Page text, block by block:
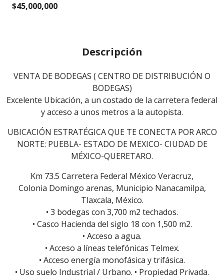
$45,000,000
Descripción
VENTA DE BODEGAS ( CENTRO DE DISTRIBUCIÓN O
BODEGAS)
Excelente Ubicación, a un costado de la carretera federal
y acceso a unos metros a la autopista.
UBICACIÓN ESTRATÉGICA QUE TE CONECTA POR ARCO
NORTE: PUEBLA- ESTADO DE MEXICO- CIUDAD DE
MÉXICO-QUERETARO.
Km 73.5 Carretera Federal México Veracruz,
Colonia Domingo arenas, Municipio Nanacamilpa,
Tlaxcala, México.
• 3 bodegas con 3,700 m2 techados.
• Casco Hacienda del siglo 18 con 1,500 m2.
• Acceso a agua.
• Acceso a líneas telefónicas Telmex.
• Acceso energía monofásica y trifásica.
• Uso suelo Industrial / Urbano. • Propiedad Privada.